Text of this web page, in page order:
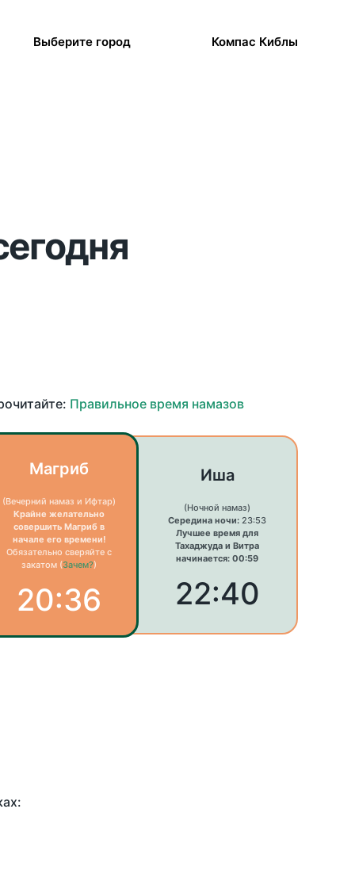
Выберите город Компас Киблы
Правильное время намазов
Магриб
(Вечерний намаз и Ифтар)
Крайне желательно
совершить Магриб в
начале его времени!
Обязательно сверяйте с
закатом (Зачем?)
20:36
Иша
(Ночной намаз)
Середина ночи: 23:53
Лучшее время для
Тахаджуда и Витра
начинается: 00:59
22:40